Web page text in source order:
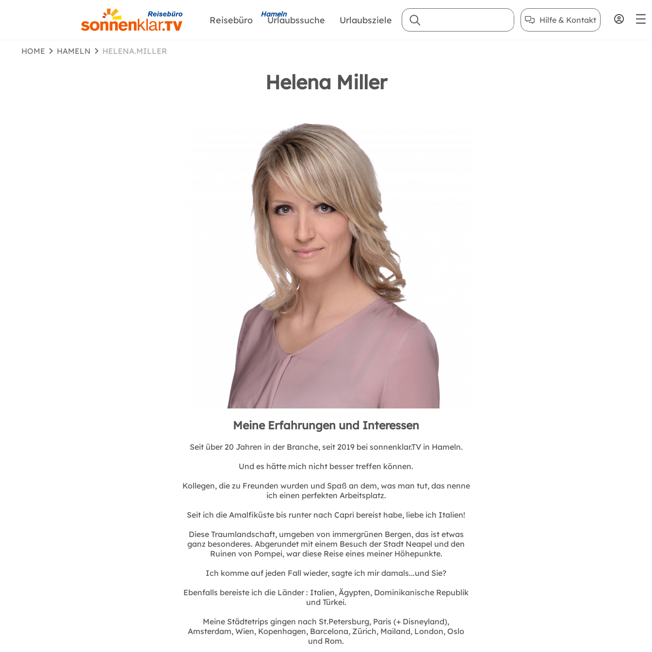
Hameln
Reisebüro Urlaubssuche Urlaubsziele Hilfe & Kontakt
HOME HAMELN HELENA.MILLER
Helena Miller
Meine Erfahrungen und Interessen
Seit über 20 Jahren in der Branche, seit 2019 bei sonnenklar.TV in Hameln.
Und es hätte mich nicht besser treffen können.
Kollegen, die zu Freunden wurden und Spaß an dem, was man tut, das nenne
ich einen perfekten Arbeitsplatz.
Seit ich die Amalfiküste bis runter nach Capri bereist habe, liebe ich Italien!
Diese Traumlandschaft, umgeben von immergrünen Bergen, das ist etwas
ganz besonderes. Abgerundet mit einem Besuch der Stadt Neapel und den
Ruinen von Pompei, war diese Reise eines meiner Höhepunkte.
Ich komme auf jeden Fall wieder, sagte ich mir damals...und Sie?
Ebenfalls bereiste ich die Länder : Italien, Ägypten, Dominikanische Republik
und Türkei.
Meine Städtetrips gingen nach St.Petersburg, Paris (+ Disneyland),
Amsterdam, Wien, Kopenhagen, Barcelona, Zürich, Mailand, London, Oslo
und Rom.